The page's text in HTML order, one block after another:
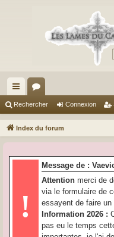
cc
ès
pi
or
u
s
Rechercher Connexion
Index du forum
!
Message de :
Attention merci de
via le formulaire de
essayent de faire
Information 2026 :
pas eu le temps